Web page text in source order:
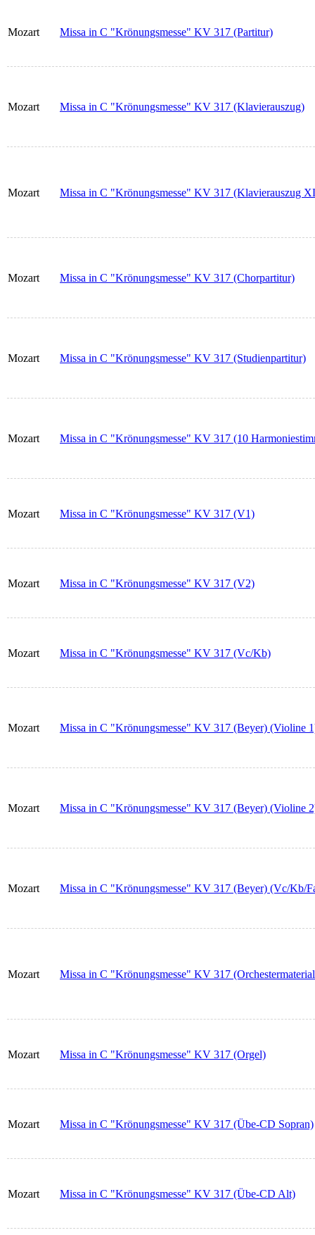
Mozart Missa in C "Krönungsmesse" KV 317 (Partitur)
Mozart Missa in C "Krönungsmesse" KV 317 (Klavierauszug)
Mozart Missa in C "Krönungsmesse" KV 317 (Klavierauszug
Mozart Missa in C "Krönungsmesse" KV 317 (Chorpartitur)
Mozart Missa in C "Krönungsmesse" KV 317 (Studienpartitur)
Mozart Missa in C "Krönungsmesse" KV 317 (10
Mozart Missa in C "Krönungsmesse" KV 317 (V1)
Mozart Missa in C "Krönungsmesse" KV 317 (V2)
Mozart Missa in C "Krönungsmesse" KV 317 (Vc/Kb)
Mozart Missa in C "Krönungsmesse" KV 317 (Beyer) (Violine
Mozart Missa in C "Krönungsmesse" KV 317 (Beyer) (Violine
Mozart Missa in C "Krönungsmesse" KV 317 (Beyer) (Vc/Kb/
Mozart Missa in C "Krönungsmesse" KV 317
Mozart Missa in C "Krönungsmesse" KV 317 (Orgel)
Mozart Missa in C "Krönungsmesse" KV 317 (Übe-CD Sopran)
Mozart Missa in C "Krönungsmesse" KV 317 (Übe-CD Alt)